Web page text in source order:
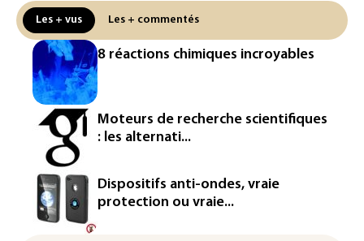
Ceuta
L'Europe se prépare à une baisse de la
production d'électricité lors de l'éclipse
solaire
La métropole de Rouen porte plainte
contre BASF pour pollution aux PFAS
Canicule: à l'arrêt depuis fin juillet, la
centrale de Golfech reconnectée au
réseau
Véhicules de livraison autonomes: la
Les + vus Les + commentés
8 réactions chimiques incroyables
Moteurs de recherche scientifiques
: les alternati...
Dispositifs anti-ondes, vraie
protection ou vraie...